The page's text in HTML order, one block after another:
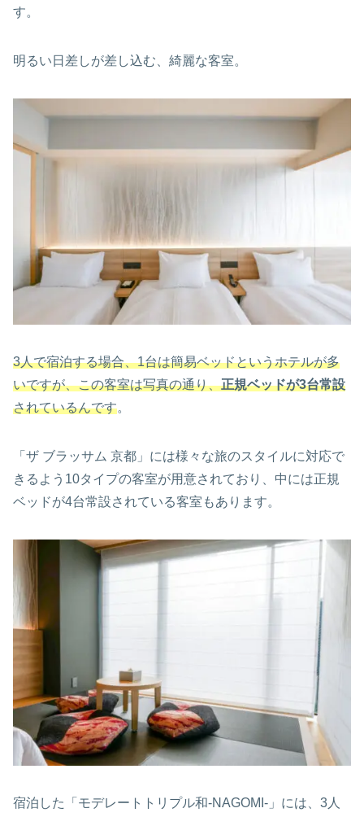
す。
明るい日差しが差し込む、綺麗な客室。
3人で宿泊する場合、1台は簡易ベッドというホテルが多
いですが、この客室は写真の通り、正規ベッドが3台常設
されているんです。
「ザ ブラッサム 京都」には様々な旅のスタイルに対応で
きるよう10タイプの客室が用意されており、中には正規
ベッドが4台常設されている客室もあります。
宿泊した「モデレートトリプル和-NAGOMI-」には、3人